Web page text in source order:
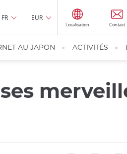
FR EUR
Localisation Contact
AU JAPON ACTIVITÉS